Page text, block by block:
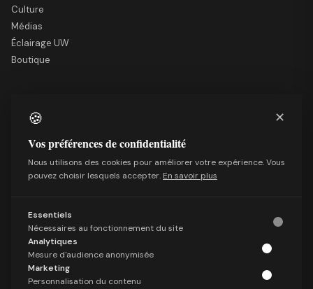
Culture
Médias
Éclairage UW
Boutique
Nous soutenir
Qui sommes-nous
Facebook
X (Twitter)
Telegram
🍪 ✕
Vos préférences de confidentialité
Nous utilisons des cookies pour améliorer votre expérience. Vous
pouvez choisir lesquels accepter. En savoir plus
Essentiels
Nécessaires au fonctionnement du site
Analytiques
Mesure d'audience anonymisée
Marketing
Personnalisation du contenu